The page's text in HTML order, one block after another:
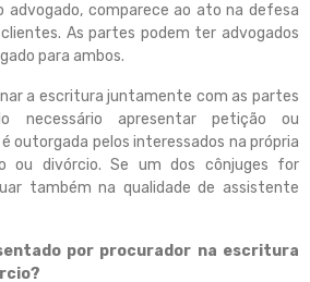
advogado, comparece ao ato na defesa
As partes podem ter advogados
para ambos.
a escritura juntamente com as partes
necessário apresentar petição ou
outorgada pelos interessados na própria
ou divórcio. Se um dos cônjuges for
também na qualidade de assistente
por procurador na escritura